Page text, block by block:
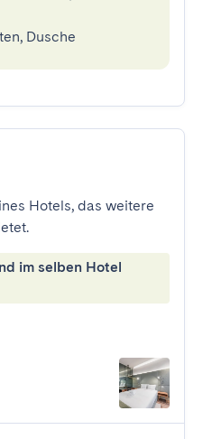
Dusche
Hotels, das weitere
im selben Hotel